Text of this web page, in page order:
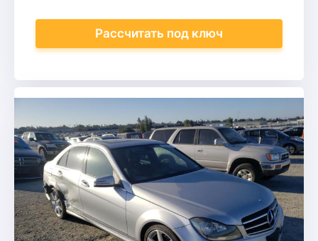
Рассчитать под ключ